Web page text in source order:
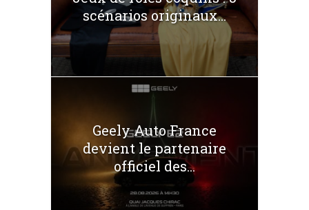
scénarios originaux...
Geely Auto France
devient le partenaire
officiel des...